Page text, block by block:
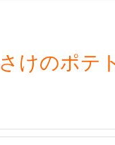
さけのポテ